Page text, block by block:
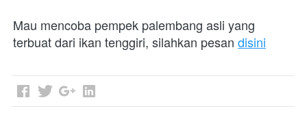
Mau mencoba pempek palembang asli yang
terbuat dari ikan tenggiri, silahkan pesan disini